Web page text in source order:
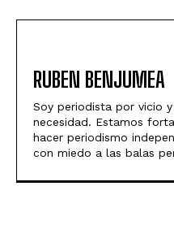
RUBEN BENJUMEA
Soy periodista por vicio
necesidad. Estamos
hacer periodismo
con miedo a las balas